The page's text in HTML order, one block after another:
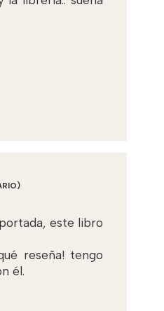
este libro
reseña! tengo
él.